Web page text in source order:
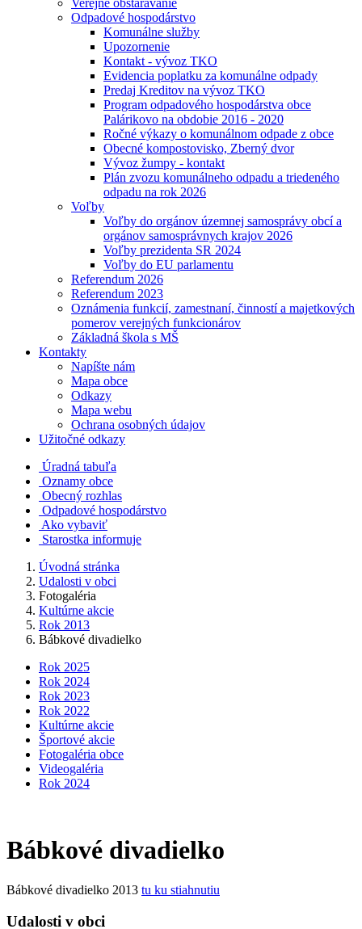
Verejné obstarávanie
Odpadové hospodárstvo
Komunálne služby
Upozornenie
Kontakt - vývoz TKO
Evidencia poplatku za komunálne odpady
Predaj Kreditov na vývoz TKO
Program odpadového hospodárstva obce
Palárikovo na obdobie 2016 - 2020
Ročné výkazy o komunálnom odpade z obce
Obecné kompostovisko, Zberný dvor
Vývoz žumpy - kontakt
Plán zvozu komunálneho odpadu a triedeného
odpadu na rok 2026
Voľby
Voľby do orgánov územnej samosprávy obcí a
orgánov samosprávnych krajov 2026
Voľby prezidenta SR 2024
Voľby do EU parlamentu
Referendum 2026
Referendum 2023
Oznámenia funkcií, zamestnaní, činností a majetkových
pomerov verejných funkcionárov
Základná škola s MŠ
Kontakty
Napíšte nám
Mapa obce
Odkazy
Mapa webu
Ochrana osobných údajov
Užitočné odkazy
Úradná tabuľa
Oznamy obce
Obecný rozhlas
Odpadové hospodárstvo
Ako vybaviť
Starostka informuje
Úvodná stránka
Udalosti v obci
Fotogaléria
Kultúrne akcie
Rok 2013
Bábkové divadielko
Rok 2025
Rok 2024
Rok 2023
Rok 2022
Kultúrne akcie
Športové akcie
Fotogaléria obce
Videogaléria
Rok 2024
Bábkové divadielko
Bábkové divadielko 2013 tu ku stiahnutiu
Udalosti v obci